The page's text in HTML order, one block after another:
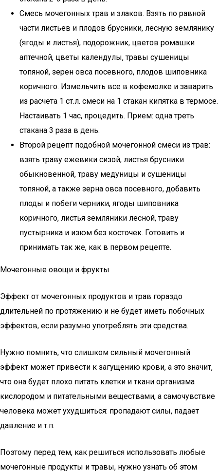
Смесь мочегонных трав и злаков. Взять по равной
части листьев и плодов брусники, лесную землянику
(ягоды и листья), подорожник, цветов ромашки
аптечной, цветы календулы, травы сушеницы
топяной, зерен овса посевного, плодов шиповника
коричного. Измельчить все в кофемолке и заварить
из расчета 1 ст.л. смеси на 1 стакан кипятка в термосе.
Настаивать 1 час, процедить. Прием: одна треть
стакана 3 раза в день.
Второй рецепт подобной мочегонной смеси из трав:
взять траву ежевики сизой, листья брусники
обыкновенной, траву медуницы и сушеницы
топяной, а также зерна овса посевного, добавить
плоды и побеги черники, ягоды шиповника
коричного, листья земляники лесной, траву
пустырника и изюм без косточек. Готовить и
принимать так же, как в первом рецепте.
Мочегонные овощи и фрукты
Эффект от мочегонных продуктов и трав гораздо
длительней по протяжению и не будет иметь побочных
эффектов, если разумно употреблять эти средства.
Нужно помнить, что слишком сильный мочегонный
эффект может привести к загущению крови, а это значит,
что она будет плохо питать клетки и ткани организма
кислородом и питательными веществами, а самочувствие
человека может ухудшиться: пропадают силы, падает
давление и т.п.
Поэтому перед тем, как решиться использовать любые
мочегонные продукты и травы, нужно узнать об этом